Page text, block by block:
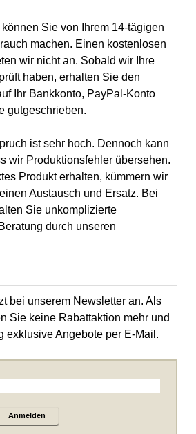
Sie von Ihrem 14-tägigen
machen. Einen kostenlosen
wir nicht an. Sobald wir Ihre
haben, erhalten Sie den
Ihr Bankkonto, PayPal-Konto
gutgeschrieben.
ist sehr hoch. Dennoch kann
wir Produktionsfehler übersehen.
Produkt erhalten, kümmern wir
Austausch und Ersatz. Bei
Sie unkomplizierte
durch unseren
bei unserem Newsletter an. Als
Sie keine Rabattaktion mehr und
exklusive Angebote per E-Mail.
Anmelden